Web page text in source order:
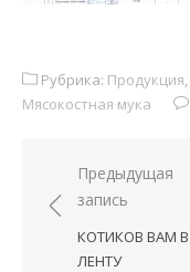
Рубрика: Продукция,
Мясокостная мука
Навигация
по
записям
Предыдущая
запись
КОТИКОВ ВАМ В
ЛЕНТУ